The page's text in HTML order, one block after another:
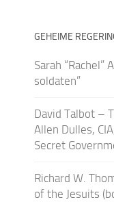
GEHEIME
Sarah “Rachel”
soldaten”
David Talbot –
Allen Dulles,
Secret
Richard W.
of the Jesuits